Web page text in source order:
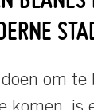
om te